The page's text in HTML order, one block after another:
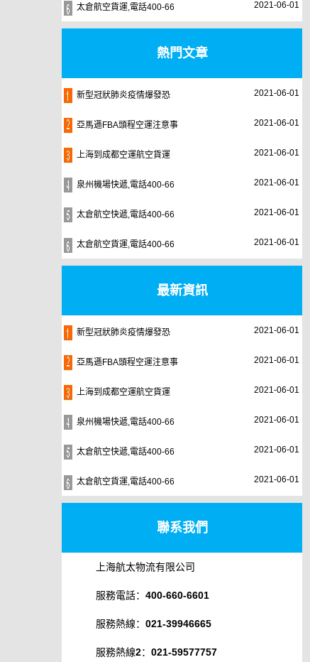
太倉航空貨運,電話400-66 2021-06-01
熱門文章
新型冠狀肺炎疫情爆發恐 2021-06-01
亞馬遜FBA頭程空運注意事 2021-06-01
上海到成都空運航空貨運 2021-06-01
泉州機場快遞,電話400-66 2021-06-01
太倉航空快遞,電話400-66 2021-06-01
太倉航空貨運,電話400-66 2021-06-01
最新資訊
新型冠狀肺炎疫情爆發恐 2021-06-01
亞馬遜FBA頭程空運注意事 2021-06-01
上海到成都空運航空貨運 2021-06-01
泉州機場快遞,電話400-66 2021-06-01
太倉航空快遞,電話400-66 2021-06-01
太倉航空貨運,電話400-66 2021-06-01
聯系我們
上海航太物流有限公司
服務電話：400-660-6601
服務熱線：021-39946665
服務熱線2：021-59577757